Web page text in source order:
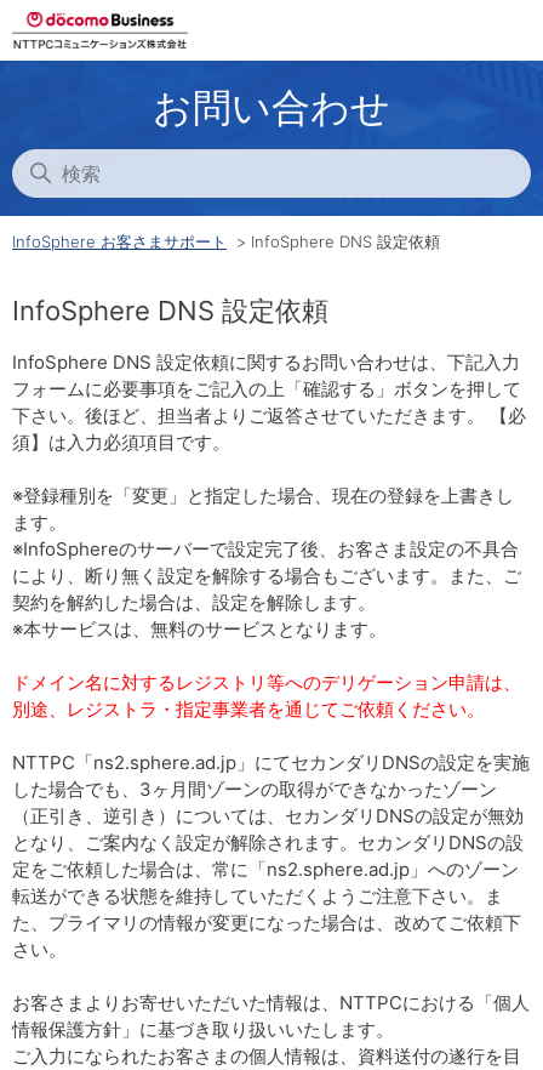
お問い合わせ
InfoSphere お客さまサポート InfoSphere DNS 設定依頼
InfoSphere DNS 設定依頼
InfoSphere DNS 設定依頼に関するお問い合わせは、下記入力
フォームに必要事項をご記入の上「確認する」ボタンを押して
下さい。後ほど、担当者よりご返答させていただきます。 【必
須】は入力必須項目です。
※登録種別を「変更」と指定した場合、現在の登録を上書きし
ます。
※InfoSphereのサーバーで設定完了後、お客さま設定の不具合
により、断り無く設定を解除する場合もございます。また、ご
契約を解約した場合は、設定を解除します。
※本サービスは、無料のサービスとなります。
ドメイン名に対するレジストリ等へのデリゲーション申請は、
別途、レジストラ・指定事業者を通じてご依頼ください。
NTTPC「ns2.sphere.ad.jp」にてセカンダリDNSの設定を実施
した場合でも、3ヶ月間ゾーンの取得ができなかったゾーン
（正引き、逆引き）については、セカンダリDNSの設定が無効
となり、ご案内なく設定が解除されます。セカンダリDNSの設
定をご依頼した場合は、常に「ns2.sphere.ad.jp」へのゾーン
転送ができる状態を維持していただくようご注意下さい。ま
た、プライマリの情報が変更になった場合は、改めてご依頼下
さい。
お客さまよりお寄せいただいた情報は、NTTPCにおける「個人
情報保護方針」に基づき取り扱いいたします。
ご入力になられたお客さまの個人情報は、資料送付の遂行を目